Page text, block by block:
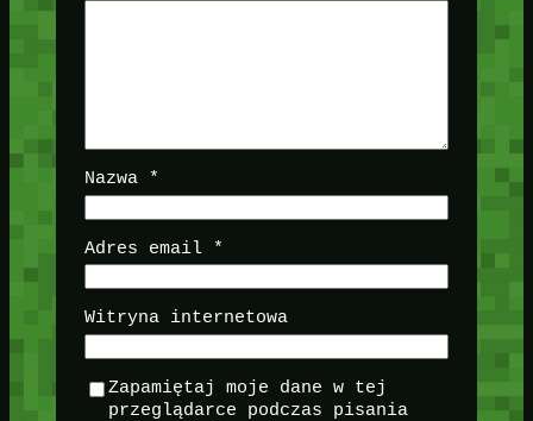
Nazwa *
Adres email *
Witryna internetowa
Zapamiętaj moje dane w tej
przeglądarce podczas pisania